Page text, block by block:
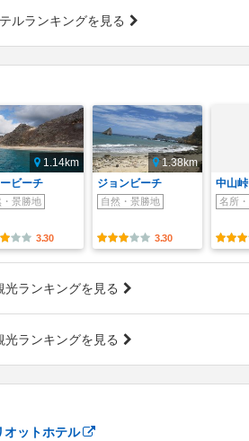
ルランキングを見る
1.14km
ビーチ
・景勝地
3.30
1.38km
ジョンビーチ
自然・景勝地
3.30
中山峠
名所
光ランキングを見る
光ランキングを見る
オットホテル